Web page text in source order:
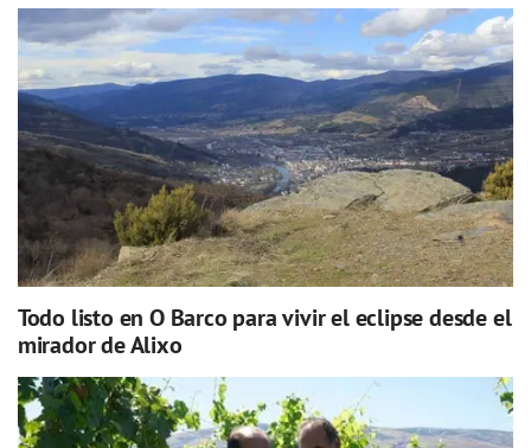
Todo listo en O Barco para vivir el eclipse desde el
mirador de Alixo